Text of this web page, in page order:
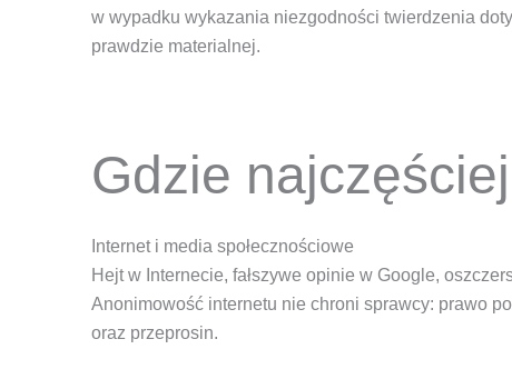
w wypadku wykazania niezgodności twierdzenia
prawdzie materialnej.
Gdzie
Internet i media społecznościowe
Hejt w Internecie, fałszywe opinie w Google,
Anonimowość internetu nie chroni sprawcy: prawo
oraz przeprosin.